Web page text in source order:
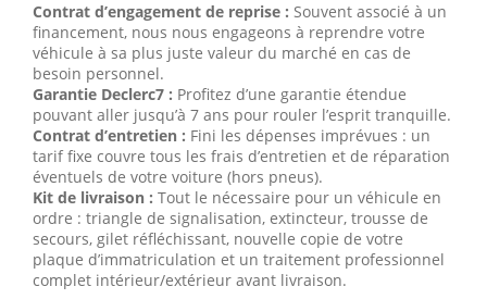
Contrat d’engagement de reprise : Souvent associé à un
financement, nous nous engageons à reprendre votre
véhicule à sa plus juste valeur du marché en cas de
besoin personnel.
Garantie Declerc7 : Profitez d’une garantie étendue
pouvant aller jusqu’à 7 ans pour rouler l’esprit tranquille.
Contrat d’entretien : Fini les dépenses imprévues : un
tarif fixe couvre tous les frais d’entretien et de réparation
éventuels de votre voiture (hors pneus).
Kit de livraison : Tout le nécessaire pour un véhicule en
ordre : triangle de signalisation, extincteur, trousse de
secours, gilet réfléchissant, nouvelle copie de votre
plaque d’immatriculation et un traitement professionnel
complet intérieur/extérieur avant livraison.